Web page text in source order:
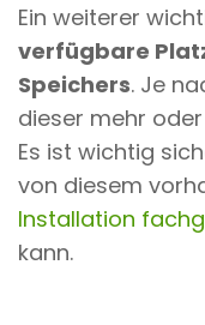
Ein weiterer
verfügbare
Speichers. Je
dieser mehr
Es ist wichtig
von diesem
Installation
kann.